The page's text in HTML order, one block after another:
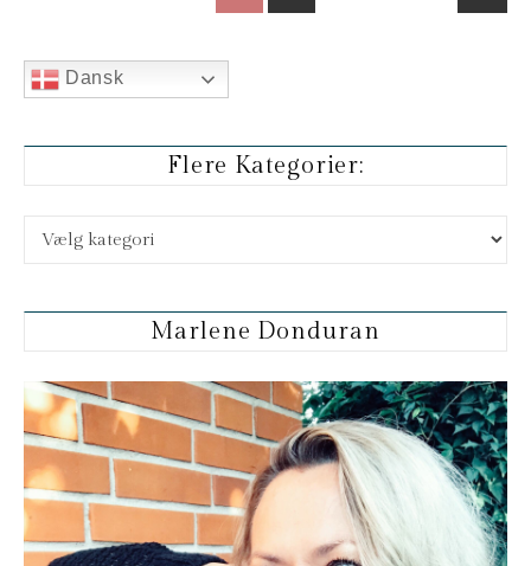
Dansk
Flere Kategorier:
Flere kategorier:
Marlene Donduran